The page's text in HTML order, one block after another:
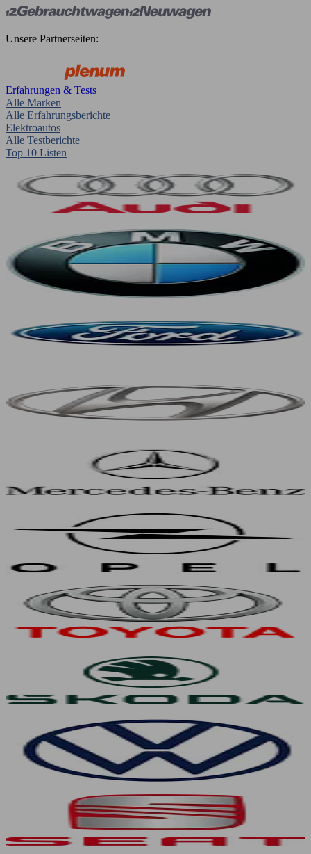
Unsere Partnerseiten:
Erfahrungen & Tests
Alle Marken
Alle Erfahrungsberichte
Elektroautos
Alle Testberichte
Top 10 Listen